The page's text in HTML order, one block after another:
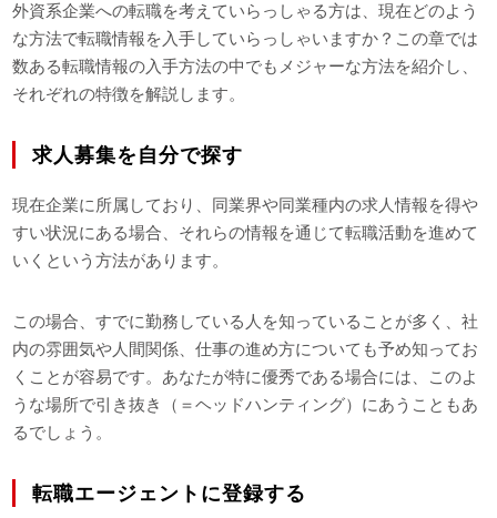
外資系企業への転職を考えていらっしゃる方は、現在どのよう
な方法で転職情報を入手していらっしゃいますか？この章では
数ある転職情報の入手方法の中でもメジャーな方法を紹介し、
それぞれの特徴を解説します。
求人募集を自分で探す
現在企業に所属しており、同業界や同業種内の求人情報を得や
すい状況にある場合、それらの情報を通じて転職活動を進めて
いくという方法があります。
この場合、すでに勤務している人を知っていることが多く、社
内の雰囲気や人間関係、仕事の進め方についても予め知ってお
くことが容易です。あなたが特に優秀である場合には、このよ
うな場所で引き抜き（＝ヘッドハンティング）にあうこともあ
るでしょう。
転職エージェントに登録する